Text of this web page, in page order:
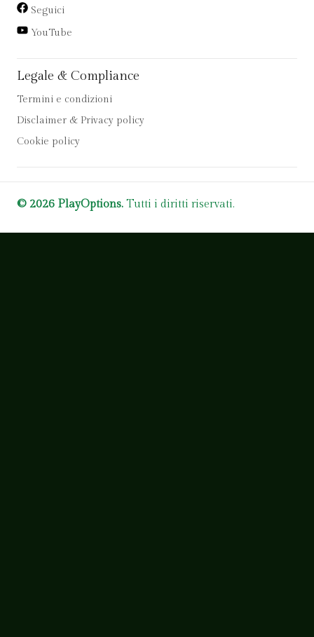
Seguici
YouTube
Legale & Compliance
Termini e condizioni
Disclaimer & Privacy policy
Cookie policy
© 2026 PlayOptions. Tutti i diritti riservati.